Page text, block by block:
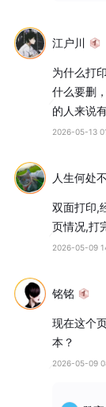
江户川
为什么打
什么要删
的人来说
2026-05-13
人生何处
双面打印,
页情况,打
2026-05-09
铭铭
现在这个
本？
2026-05-09